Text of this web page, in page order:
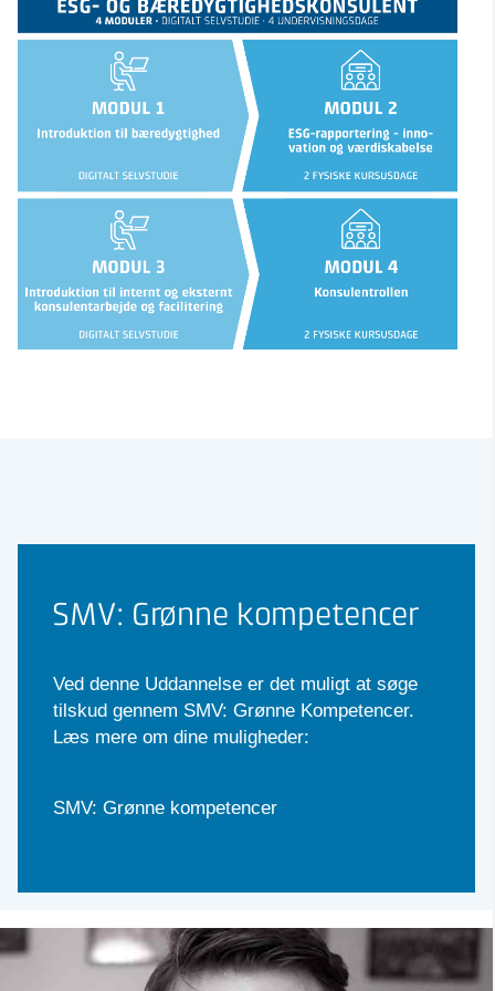
SMV: Grønne kompetencer
Ved denne Uddannelse er det muligt at søge
tilskud gennem SMV: Grønne Kompetencer.
Læs mere om dine muligheder:
SMV: Grønne kompetencer